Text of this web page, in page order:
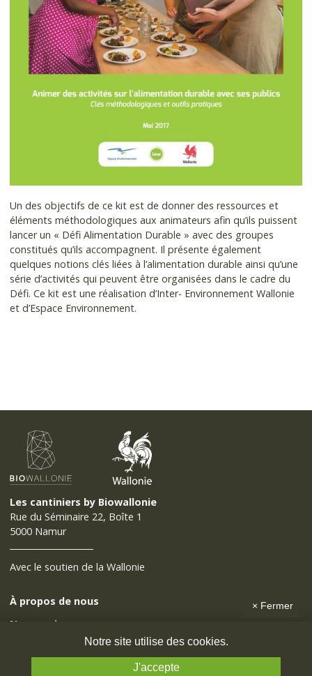
Un des objectifs de ce kit est de donner des ressources et
éléments méthodologiques aux animateurs afin qu’ils puissent
lancer un « Défi Alimentation Durable » avec des groupes
constitués qu’ils accompagnent. Il présente également
quelques notions clés liées à l’alimentation durable ainsi qu’une
série d’activités qui peuvent être organisées dans le cadre du
Défi. Ce kit est une réalisation d’Inter- Environnement Wallonie
et d’Espace Environnement.
Les cantiniers by Biowallonie
Rue du Séminaire 22, Boîte 1
5000 Namur
Avec le soutien de la Wallonie
À propos de nous
Nos services
Notre site utilise des cookies.
J'accepte
× Fermer